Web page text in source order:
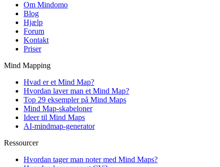
Om Mindomo
Blog
Hjælp
Forum
Kontakt
Priser
Mind Mapping
Hvad er et Mind Map?
Hvordan laver man et Mind Map?
Top 29 eksempler på Mind Maps
Mind Map-skabeloner
Ideer til Mind Maps
AI-mindmap-generator
Ressourcer
Hvordan tager man noter med Mind Maps?